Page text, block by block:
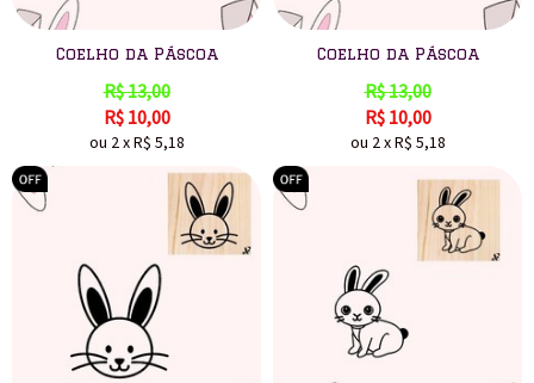
Coelho da Páscoa
R$13,00
R$ 10,00
ou 2xR$ 5,18
Coelho da Páscoa
R$13,00
R$ 10,00
ou 2xR$ 5,18